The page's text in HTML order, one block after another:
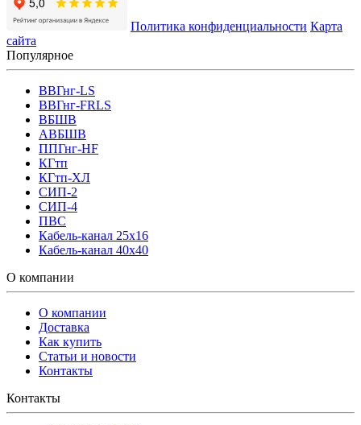
Политика конфиденциальности Карта
сайта
Популярное
ВВГнг-LS
ВВГнг-FRLS
ВБШВ
АВБШВ
ППГнг-HF
КГтп
КГтп-ХЛ
СИП-2
СИП-4
ПВС
Кабель-канал 25х16
Кабель-канал 40х40
О компании
О компании
Доставка
Как купить
Статьи и новости
Контакты
Контакты